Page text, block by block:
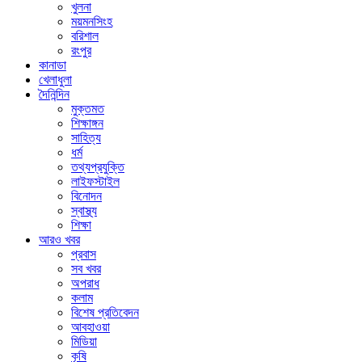
খুলনা
ময়মনসিংহ
বরিশাল
রংপুর
কানাডা
খেলাধুলা
দৈনিন্দিন
মুক্তমত
শিক্ষাঙ্গন
সাহিত্য
ধর্ম
তথ্যপ্রযুক্তি
লাইফস্টাইল
বিনোদন
স্বাস্থ্য
শিক্ষা
আরও খবর
প্রবাস
সব খবর
অপরাধ
কলাম
বিশেষ প্রতিবেদন
আবহাওয়া
মিডিয়া
কৃষি